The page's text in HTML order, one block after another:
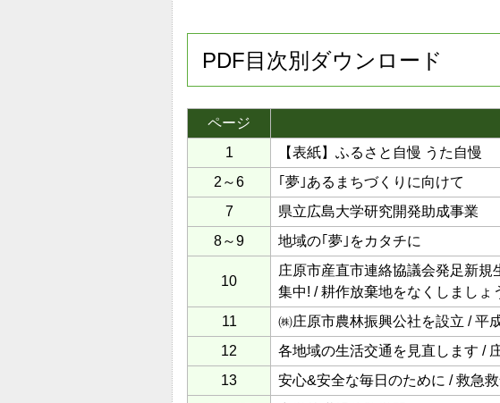
PDF目次別ダウンロード
ページ
1
【表紙】ふるさと自慢 うた自慢
2～6
｢夢｣あるまちづくりに向けて
7
県立広島大学研究開発助成事業
8～9
地域の｢夢｣をカタチに
10
庄原市産直市連絡協議会発足新
集中! / 耕作放棄地をなくしましょ
11 ㈱庄原市農林振興公社を設立 / 平
12
各地域の生活交通を見直します /
13
安心&安全な毎日のために / 救急